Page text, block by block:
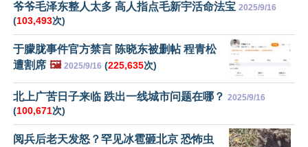
爷爷毛泽东整人太多 高人指点毛新宇活命法宝 2025/9/16
(103,493次)
于朦胧事件官方禁言 陈晓东被删帖 程青松
遭割席 🖼️ 2025/9/16 (225,635次)
北上广苦日子来临 跌出一线城市问题在哪？ 2025/9/16
(100,671次)
阅兵后老天发怒？罕见冰雹砸北京 恐怖虫